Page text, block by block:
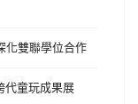
化雙聯學位合作
代童玩成果展